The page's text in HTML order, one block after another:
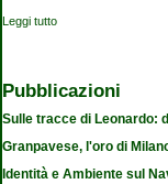
Leggi tutto
Pubblicazioni
Sulle tracce di Leonardo:
Granpavese, l'oro di
Identità e Ambiente sul